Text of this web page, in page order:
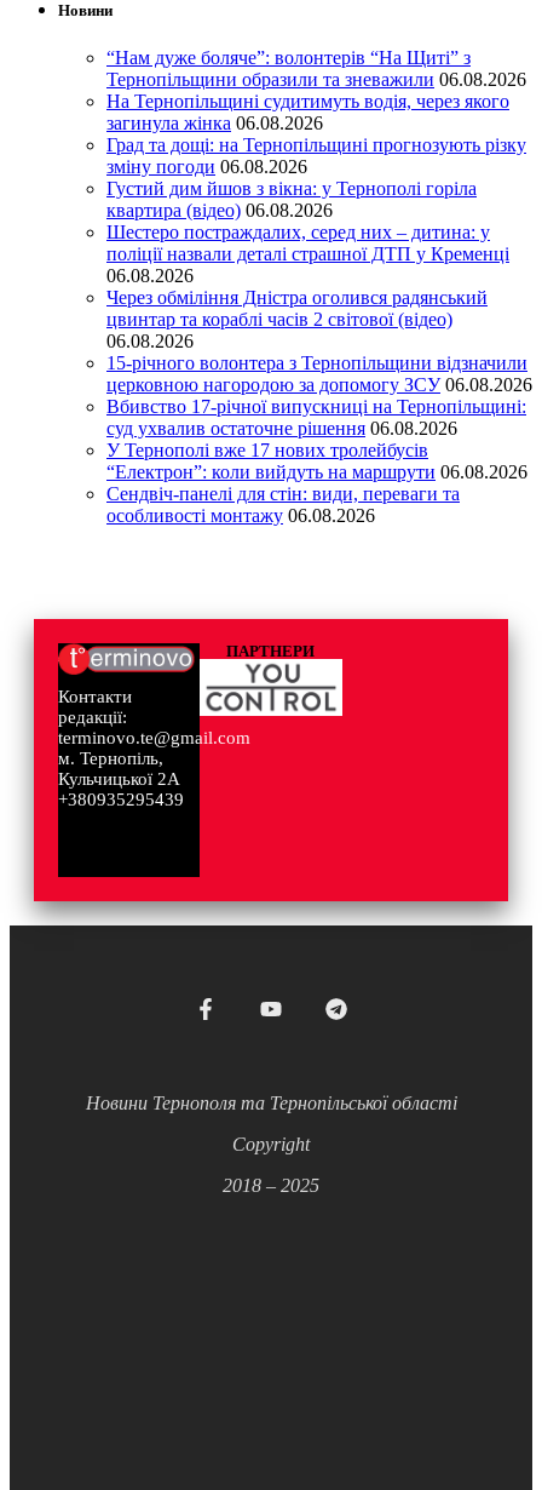
Новини
“Нам дуже боляче”: волонтерів “На Щиті” з
Тернопільщини образили та зневажили 06.08.2026
На Тернопільщині судитимуть водія, через якого
загинула жінка 06.08.2026
Град та дощі: на Тернопільщині прогнозують різку
зміну погоди 06.08.2026
Густий дим йшов з вікна: у Тернополі горіла
квартира (відео) 06.08.2026
Шестеро постраждалих, серед них – дитина: у
поліції назвали деталі страшної ДТП у Кременці
06.08.2026
Через обміління Дністра оголився радянський
цвинтар та кораблі часів 2 світової (відео)
06.08.2026
15-річного волонтера з Тернопільщини відзначили
церковною нагородою за допомогу ЗСУ 06.08.2026
Вбивство 17-річної випускниці на Тернопільщині:
суд ухвалив остаточне рішення 06.08.2026
У Тернополі вже 17 нових тролейбусів
“Електрон”: коли вийдуть на маршрути 06.08.2026
Сендвіч-панелі для стін: види, переваги та
особливості монтажу 06.08.2026
Контакти
редакції:
terminovo.te@gmail.com
м. Тернопіль,
Кульчицької 2А
+380935295439
ПАРТНЕРИ
Новини Тернополя та Тернопільської області
Copyright
2018 – 2025